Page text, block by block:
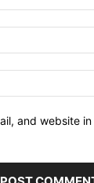
and website